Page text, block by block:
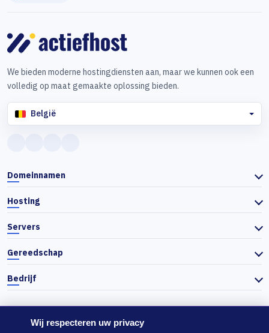
We bieden moderne hostingdiensten aan, maar we kunnen ook een
volledig op maat gemaakte oplossing bieden.
België
Domeinnamen
Hosting
Servers
Gereedschap
Bedrijf
Wij respecteren uw privacy